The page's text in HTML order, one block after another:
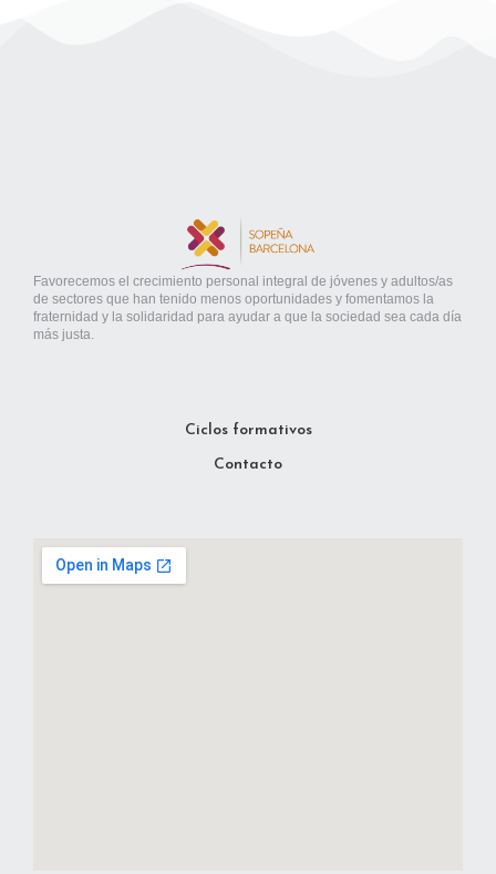
Favorecemos el crecimiento personal integral de jóvenes y adultos/as
de sectores que han tenido menos oportunidades y fomentamos la
fraternidad y la solidaridad para ayudar a que la sociedad sea cada día
más justa.
Ciclos formativos
Contacto